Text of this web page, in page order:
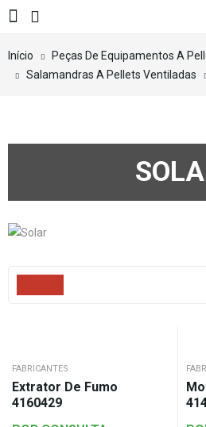
Início Peças De Equipamentos A
Salamandras A Pellets Ventiladas
FABRICANTES
Extrator De Fumo
4160429